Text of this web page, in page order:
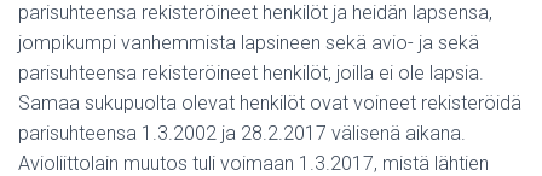
parisuhteensa rekisteröineet henkilöt ja heidän lapsensa,
jompikumpi vanhemmista lapsineen sekä avio- ja sekä
parisuhteensa rekisteröineet henkilöt, joilla ei ole lapsia.
Samaa sukupuolta olevat henkilöt ovat voineet rekisteröidä
parisuhteensa 1.3.2002 ja 28.2.2017 välisenä aikana.
Avioliittolain muutos tuli voimaan 1.3.2017, mistä lähtien